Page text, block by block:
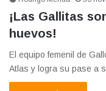
¡Las Gallitas
huevos!
El equipo femenil de
Atlas y logra su pase a